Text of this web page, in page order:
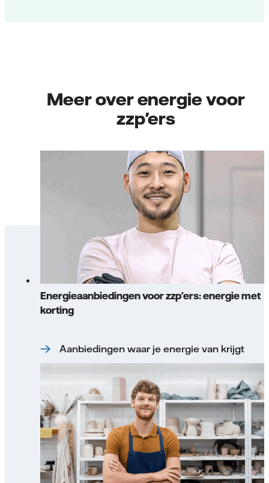
Meer over energie voor
zzp'ers
Energieaanbiedingen voor zzp'ers: energie met
korting
Aanbiedingen waar je energie van krijgt